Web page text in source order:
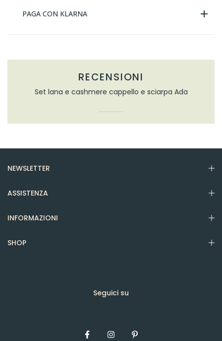
PAGA CON KLARNA
RECENSIONI
Set lana e cashmere cappello e sciarpa Ada
NEWSLETTER
ASSISTENZA
INFORMAZIONI
SHOP
Seguici su